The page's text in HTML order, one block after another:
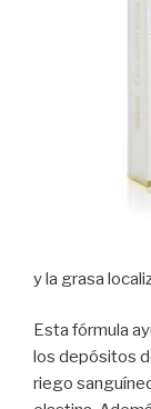
y la grasa
Esta fórmula
los depósitos
riego